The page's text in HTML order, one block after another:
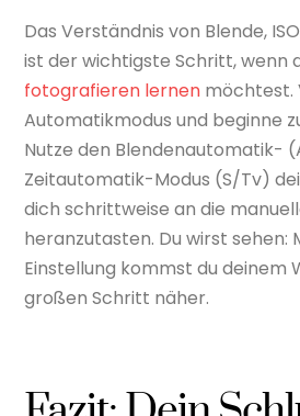
Das Verständnis von Blende,
ist der wichtigste Schritt, wenn
fotografieren lernen möchtest.
Automatikmodus und beginne
Nutze den Blendenautomatik-
Zeitautomatik-Modus (S/Tv)
dich schrittweise an die
heranzutasten. Du wirst sehen:
Einstellung kommst du deinem
großen Schritt näher.